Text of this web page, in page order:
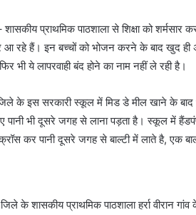
शासकीय प्राथमिक पाठशाला से शिक्षा को
आ रहे हैं। इन बच्चों को भोजन करने के बाद खुद
भी ये लापरवाही बंद होने का नाम नहीं ले रही है।
के इस सरकारी स्कूल में मिड डे मील खाने के बाद
पानी भी दूसरे जगह से लाना पड़ता है। स्कूल में
क्रॉस कर पानी दूसरे जगह से बाल्टी में लाते है, एक
के शासकीय प्राथमिक पाठशाला हर्रा वीरान